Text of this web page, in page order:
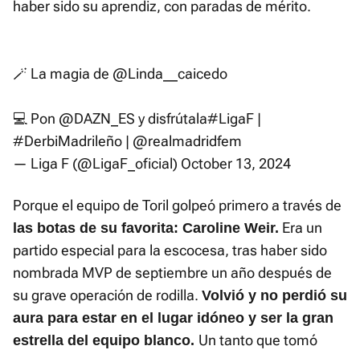
haber sido su aprendiz, con paradas de mérito.
🪄 La magia de @Linda__caicedo
💻 Pon @DAZN_ES y disfrútala#LigaF |
#DerbiMadrileño | @realmadridfem
— Liga F (@LigaF_oficial) October 13, 2024
Porque el equipo de Toril golpeó primero a través de
las botas de su favorita: Caroline Weir. Era un
partido especial para la escocesa, tras haber sido
nombrada MVP de septiembre un año después de
su grave operación de rodilla. Volvió y no perdió su
aura para estar en el lugar idóneo y ser la gran
estrella del equipo blanco. Un tanto que tomó